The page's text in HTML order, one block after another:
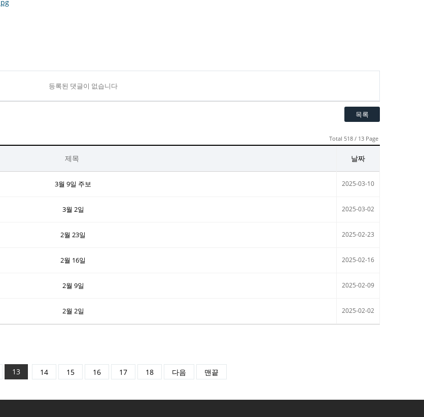
등록된 댓글이 없습니다
목록
Total 518 / 13 Page
제목 날짜
3월 9일 주보 2025-03-10
3월 2일 2025-03-02
2월 23일 2025-02-23
2월 16일 2025-02-16
2월 9일 2025-02-09
2월 2일 2025-02-02
13 14 15 16 17 18 다음 맨끝